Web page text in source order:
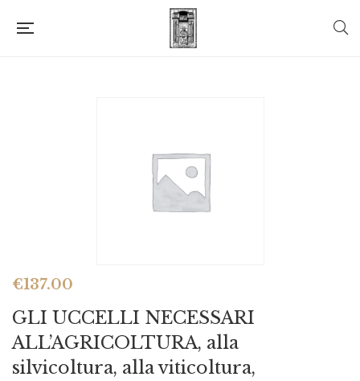
€137.00
GLI UCCELLI NECESSARI
ALL’AGRICOLTURA, alla
silvicoltura, alla viticoltura,